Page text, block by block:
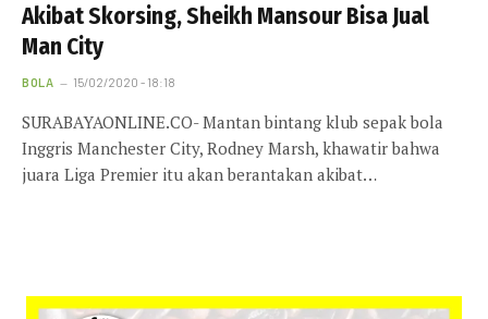
Akibat Skorsing, Sheikh Mansour Bisa Jual
Man City
BOLA 15/02/2020 - 18:18
SURABAYAONLINE.CO- Mantan bintang klub sepak bola
Inggris Manchester City, Rodney Marsh, khawatir bahwa
juara Liga Premier itu akan berantakan akibat…